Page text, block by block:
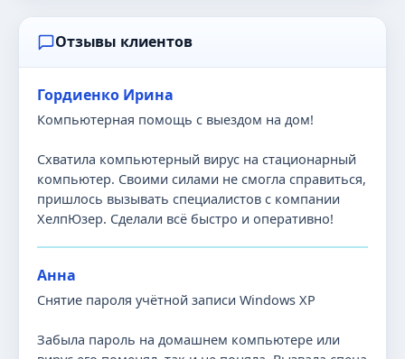
Отзывы клиентов
Гордиенко Ирина
Компьютерная помощь с выездом на дом!
Схватила компьютерный вирус на стационарный
компьютер. Своими силами не смогла справиться,
пришлось вызывать специалистов с компании
ХелпЮзер. Сделали всё быстро и оперативно!
Анна
Снятие пароля учётной записи Windows XP
Забыла пароль на домашнем компьютере или